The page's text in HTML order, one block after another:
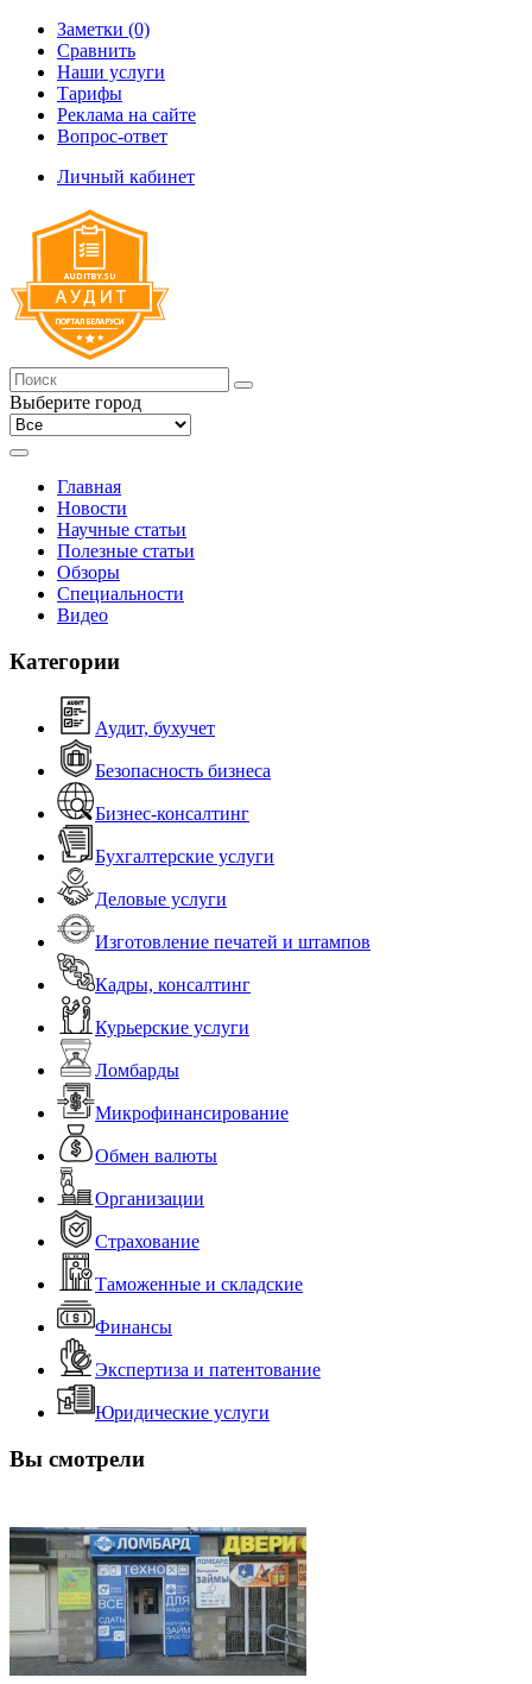
Заметки (0)
Сравнить
Наши услуги
Тарифы
Реклама на сайте
Вопрос-ответ
Личный кабинет
Выберите город
Главная
Новости
Научные статьи
Полезные статьи
Обзоры
Специальности
Видео
Категории
Аудит, бухучет
Безопасность бизнеса
Бизнес-консалтинг
Бухгалтерские услуги
Деловые услуги
Изготовление печатей и штампов
Кадры, консалтинг
Курьерские услуги
Ломбарды
Микрофинансирование
Обмен валюты
Организации
Страхование
Таможенные и складские
Финансы
Экспертиза и патентование
Юридические услуги
Вы смотрели